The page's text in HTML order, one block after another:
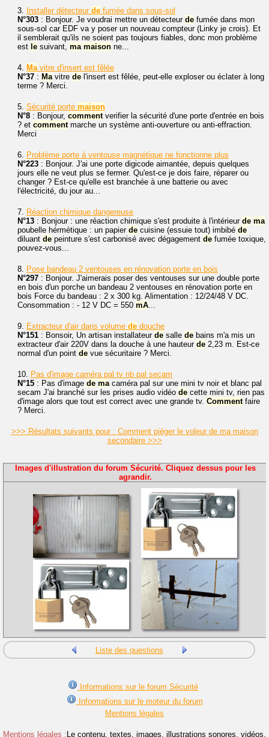
3. Installer détecteur de fumée dans sous-sol
N°303 : Bonjour. Je voudrai mettre un détecteur de fumée dans mon
sous-sol car EDF va y poser un nouveau compteur (Linky je crois). Et
il semblerait qu'ils ne soient pas toujours fiables, donc mon problème
est le suivant, ma maison ne...
4. Mavitre d'insert est fêlée
N°37 : Mavitre de l'insert est fêlée, peut-elle exploser ou éclater à long
terme ? Merci.
5. Sécurité porte maison
N°8 : Bonjour, commentverifier la sécurité d'une porte d'entrée en bois
? et commentmarche un système anti-ouverture ou anti-effraction.
Merci
6. Problème porte à ventouse magnétique ne fonctionne plus
N°223 : Bonjour. J'ai une porte digicode aimantée, depuis quelques
jours elle ne veut plus se fermer. Qu'est-ce je dois faire, réparer ou
changer ? Est-ce qu'elle est branchée à une batterie ou avec
l'électricité, du jour au...
7. Réaction chimique dangereuse
N°13 : Bonjour : une réaction chimique s'est produite à l'intérieur de ma
poubelle hérmétique : un papier de cuisine (essuie tout) imbibé de
diluant de peinture s'est carbonisé avec dégagement de fumée toxique,
pouvez-vous...
8. Pose bandeau 2 ventouses en rénovation porte en bois
N°297 : Bonjour. J'aimerais poser des ventouses sur une double porte
en bois d'un porche un bandeau 2 ventouses en rénovation porte en
bois Force du bandeau : 2 x 300 kg. Alimentation : 12/24/48 V DC.
Consommation : - 12 V DC = 550 mA...
9. Extracteur d'air dans volume de douche
N°151 : Bonsoir, Un artisan installateur de salle de bains m'a mis un
extracteur d'air 220V dans la douche à une hauteur de 2,23 m. Est-ce
normal d'un point de vue sécuritaire ? Merci.
10. Pas d'image caméra pal tv nb pal secam
N°15 : Pas d'image de macaméra pal sur une mini tv noir et blanc pal
secam J'ai branché sur les prises audio vidéo de cette mini tv, rien pas
d'image alors que tout est correct avec une grande tv. Commentfaire
? Merci.
>>> Résultats suivants pour : Comment piéger le voleur de ma maison
secondaire >>>
Images d'illustration du forum Sécurité. Cliquez dessus pour les
agrandir.
Liste des questions
Informations sur le forum Sécurité
Informations sur le moteur du forum
Mentions légales
Mentions légales : Le contenu, textes, images, illustrations sonores, vidéos,